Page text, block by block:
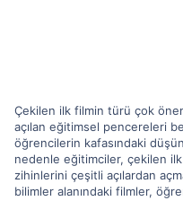
Çekilen ilk filmin türü çok
açılan eğitimsel pencereleri
öğrencilerin kafasındaki
nedenle eğitimciler, çekilen
zihinlerini çeşitli açılardan
bilimler alanındaki filmler,